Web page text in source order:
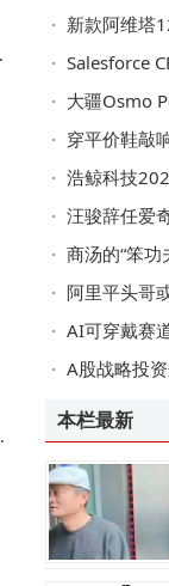
新款阿维塔12实车首
Salesforce CEO迷
大疆Osmo Pocket
穿平价鞋敲响千
浩鲸科技2026
汪骏辞任爱奇艺
商汤的“笨功夫”
阿里平头哥或独立
AI可穿戴赛道
A股战略投资规则
本栏最新